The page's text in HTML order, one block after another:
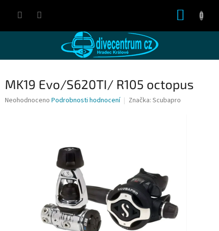
MK19 Evo/S620TI/ R105 octopus
Průměrné
Neohodnoceno Podrobnosti hodnocení Značka: Scubapro